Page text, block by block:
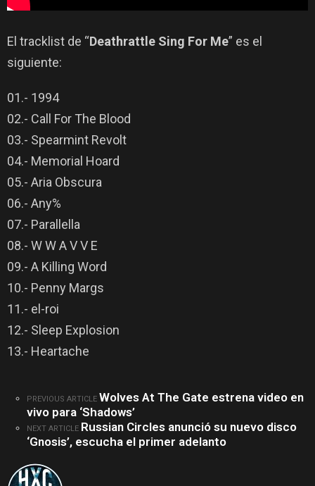
El tracklist de “Deathrattle Sing For Me” es el
siguiente:
01.- 1994
02.- Call For The Blood
03.- Spearmint Revolt
04.- Memorial Hoard
05.- Aria Obscura
06.- Any%
07.- Parallella
08.- W W A V V E
09.- A Killing Word
10.- Penny Margs
11.- el-roi
12.- Sleep Explosion
13.- Heartache
See
more
PREVIOUS ARTICLE Wolves At The Gate estrena video en
vivo para ‘Shadows’
NEXT ARTICLE Russian Circles anunció su nuevo disco
‘Gnosis’, escucha el primer adelanto